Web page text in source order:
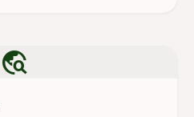
travel_explore